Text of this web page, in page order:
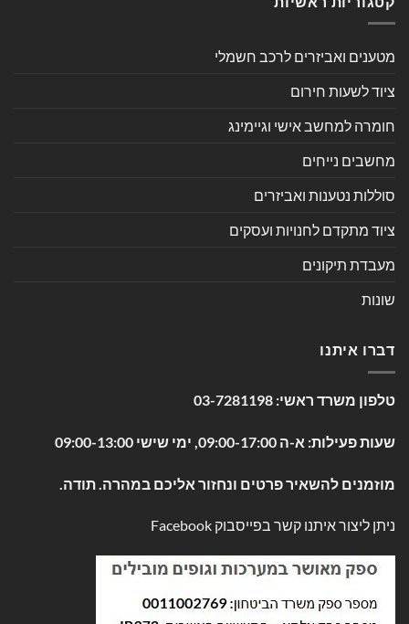
מטענים ואביזרים לרכב חשמלי
ציוד לשעות חירום
חומרה למחשב אישי וגיימינג
מחשבים נייחים
סוללות נטענות ואביזרים
ציוד מתקדם לחנויות ועסקים
מעבדת תיקונים
שונות
דברו איתנו
טלפון משרד ראשי: 03-7281198
שעות פעילות: א-ה 09:00-17:00, ימי שישי 09:00-13:00
מוזמנים להשאיר פרטים ונחזור אליכם במהרה. תודה.
ניתן ליצור איתנו קשר בפייסבוק Facebook